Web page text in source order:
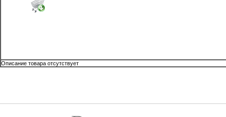
Описание товара отсутствует